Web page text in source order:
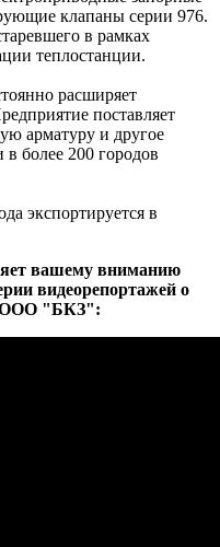
клапаны серии 976.
в рамках
теплостанции.
расширяет
поставляет
арматуру и другое
в более 200 городов
экспортируется в
вашему вниманию
видеорепортажей о
ООО "БКЗ":